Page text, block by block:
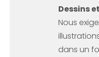
Dessins
Nous
dans un